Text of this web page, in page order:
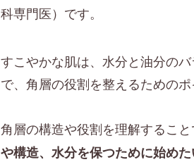
科専門医）です。
すこやかな肌は、水分と油分の
で、角層の役割を整えるための
角層の構造や役割を理解するこ
や構造、水分を保つために始め